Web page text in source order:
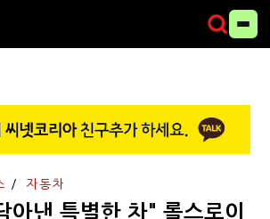
자동차
아낸 특별한 차" 롤스로이